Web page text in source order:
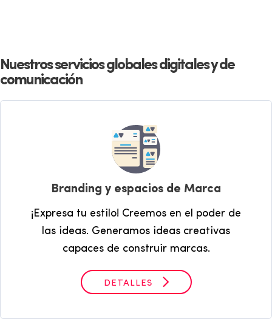
Nuestros servicios globales digitales y de
comunicación
Branding y espacios de Marca
¡Expresa tu estilo! Creemos en el poder de
las ideas. Generamos ideas creativas
capaces de construir marcas.
DETALLES